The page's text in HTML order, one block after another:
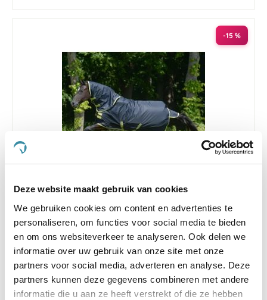
Deze website maakt gebruik van cookies
We gebruiken cookies om content en advertenties te
personaliseren, om functies voor social media te bieden
en om ons websiteverkeer te analyseren. Ook delen we
informatie over uw gebruik van onze site met onze
partners voor social media, adverteren en analyse. Deze
partners kunnen deze gegevens combineren met andere
informatie die u aan ze heeft verstrekt of die ze hebben
-15 %
Bucas Oasis Turnout 200g met halsstuk 125/165
Nog maar 2 beschikbaar
€ 185,00 € 157,25